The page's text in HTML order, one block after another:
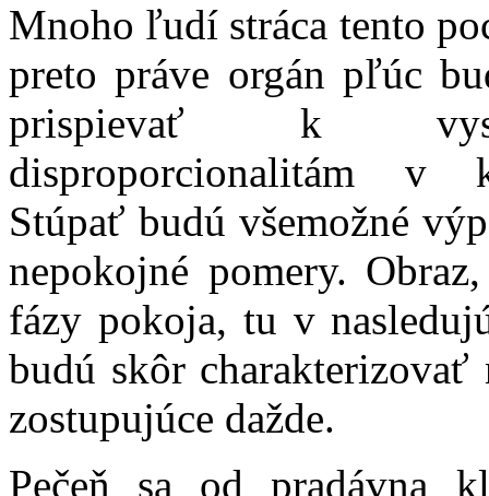
Mnoho ľudí stráca tento
preto práve orgán pľúc
prispievať k
disproporcionalitám v
Stúpať budú všemožné
nepokojné pomery.
fázy pokoja, tu v
budú skôr charakterizovať
zostupujúce dažde.
Pečeň sa od pradávna